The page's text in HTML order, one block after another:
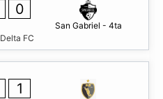
0
San Gabriel - 4ta
Delta FC
1